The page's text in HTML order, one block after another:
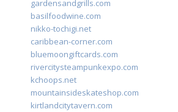
gardensandgrills.com
basilfoodwine.com
nikko-tochigi.net
caribbean-corner.com
bluemoongiftcards.com
rivercitysteampunkexpo.com
kchoops.net
mountainsideskateshop.com
kirtlandcitytavern.com